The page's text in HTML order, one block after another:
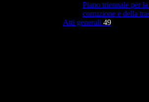
Piano triennale per
corruzione e della
Atti generali 49